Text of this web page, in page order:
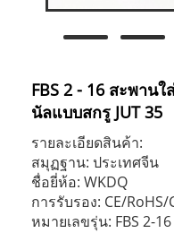
FBS 2 - 16 สะพาน
นัลแบบสกรู JUT 35
รายละเอียดสินค้า:
สมุฏฐาน: ประเทศจีน
ชื่อยี่ห้อ: WKDQ
การรับรอง: CE/RoHS/
หมายเลขรุ่น: FBS 2-16